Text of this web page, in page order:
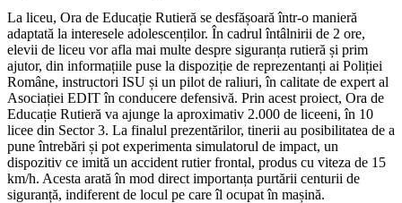
La liceu, Ora de Educație Rutieră se desfășoară într-o manieră
adaptată la interesele adolescenților. În cadrul întâlnirii de 2 ore,
elevii de liceu vor afla mai multe despre siguranța rutieră și prim
ajutor, din informațiile puse la dispoziție de reprezentanți ai Poliției
Române, instructori ISU și un pilot de raliuri, în calitate de expert al
Asociației EDIT în conducere defensivă. Prin acest proiect, Ora de
Educație Rutieră va ajunge la aproximativ 2.000 de liceeni, în 10
licee din Sector 3. La finalul prezentărilor, tinerii au posibilitatea de a
pune întrebări și pot experimenta simulatorul de impact, un
dispozitiv ce imită un accident rutier frontal, produs cu viteza de 15
km/h. Acesta arată în mod direct importanța purtării centurii de
siguranță, indiferent de locul pe care îl ocupat în mașină.